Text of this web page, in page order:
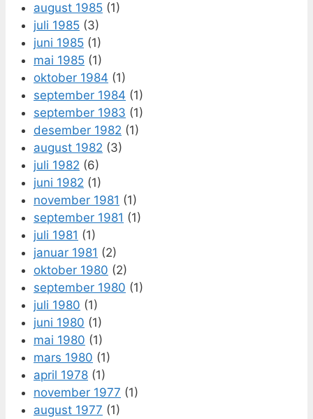
august 1985 (1)
juli 1985 (3)
juni 1985 (1)
mai 1985 (1)
oktober 1984 (1)
september 1984 (1)
september 1983 (1)
desember 1982 (1)
august 1982 (3)
juli 1982 (6)
juni 1982 (1)
november 1981 (1)
september 1981 (1)
juli 1981 (1)
januar 1981 (2)
oktober 1980 (2)
september 1980 (1)
juli 1980 (1)
juni 1980 (1)
mai 1980 (1)
mars 1980 (1)
april 1978 (1)
november 1977 (1)
august 1977 (1)